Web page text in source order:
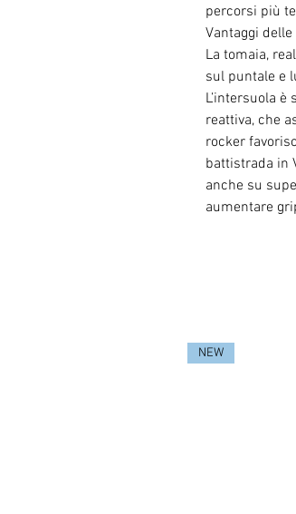
percorsi più
Vantaggi
La tomaia,
sul puntale e
L’intersuola è
reattiva, che
rocker
battistrada in
anche su
aumentare
NEW